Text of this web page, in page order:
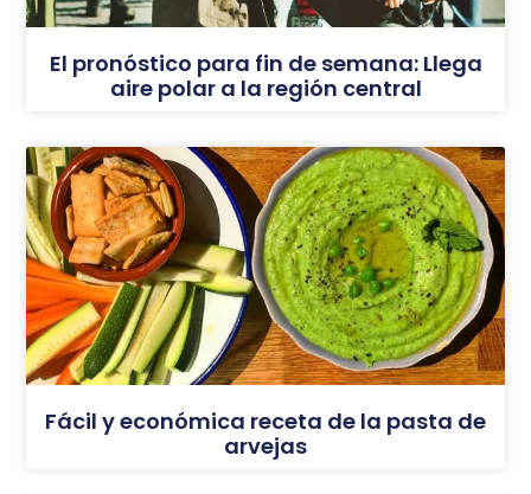
El pronóstico para fin de semana: Llega
aire polar a la región central
Fácil y económica receta de la pasta de
arvejas